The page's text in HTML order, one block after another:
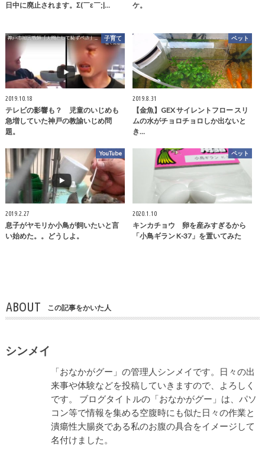
日中に廃止されます。Σ(￣ε￣;|…
ケ。
子育て
2019.10.18
テレビの影響も？ 児童のいじめも
急増していた神戸の教諭いじめ問
題。
ペット
2019.8.31
【金魚】GEX サイレントフロー スリ
ムの水がチョロチョロしか出ないと
き…
YouTube
2019.2.27
息子がヤモリか小鳥が飼いたいと言
い始めた。。どうしよ。
ペット
2020.1.10
キンカチョウ 卵を産みすぎるから
「小鳥ギラン K-37」を置いてみた
ABOUT この記事をかいた人
シンメイ
「おなかがグー」の管理人シンメイです。日々の出
来事や体験などを投稿していきますので、よろしく
です。 ブログタイトルの「おなかがグー」は、パソ
コン等で情報を集める空腹時にも似た日々の作業と
潰瘍性大腸炎である私のお腹の具合をイメージして
名付けました。